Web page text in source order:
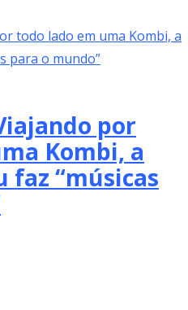
por
Kombi, a
faz “músicas